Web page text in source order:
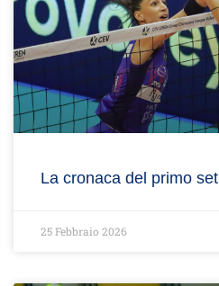
La cronaca del primo set
25 Febbraio 2026